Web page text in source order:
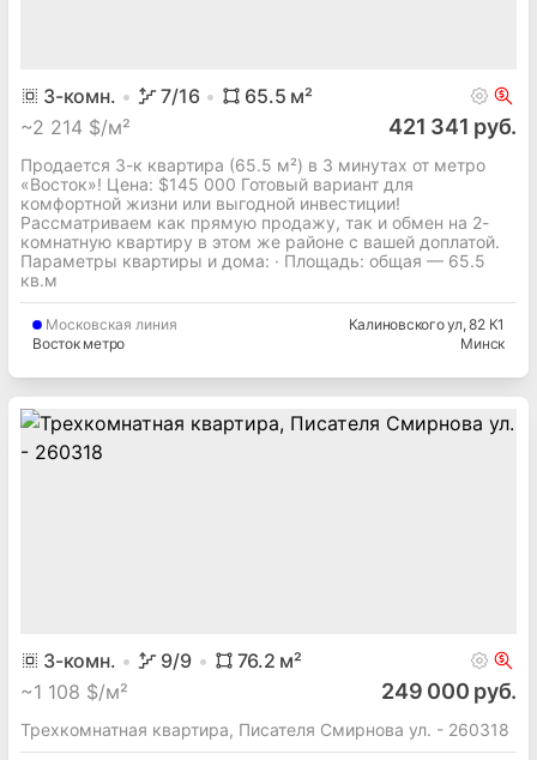
3-комн. 7/16 65.5 м²
~2 214 $/м² 421 341 руб.
Продается 3-к квартира (65.5 м²) в 3 минутах от метро
«Восток»! Цена: $145 000 Готовый вариант для
комфортной жизни или выгодной инвестиции!
Рассматриваем как прямую продажу, так и обмен на 2-
комнатную квартиру в этом же районе с вашей доплатой.
Параметры квартиры и дома: · Площадь: общая — 65.5
кв.м
Московская линия
Восток метро
Калиновского ул, 82 К1
Минск
3-комн. 9/9 76.2 м²
~1 108 $/м² 249 000 руб.
Трехкомнатная квартира, Писателя Смирнова ул. - 260318